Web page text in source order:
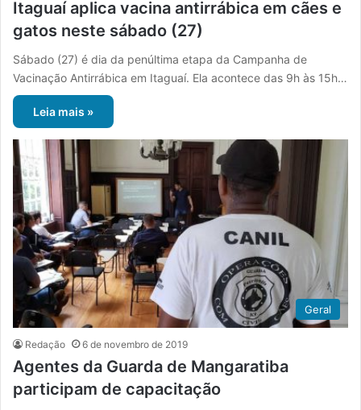
Itaguaí aplica vacina antirrábica em cães e
gatos neste sábado (27)
Sábado (27) é dia da penúltima etapa da Campanha de
Vacinação Antirrábica em Itaguaí. Ela acontece das 9h às 15h…
Leia mais »
Geral
Redação 6 de novembro de 2019
Agentes da Guarda de Mangaratiba
participam de capacitação